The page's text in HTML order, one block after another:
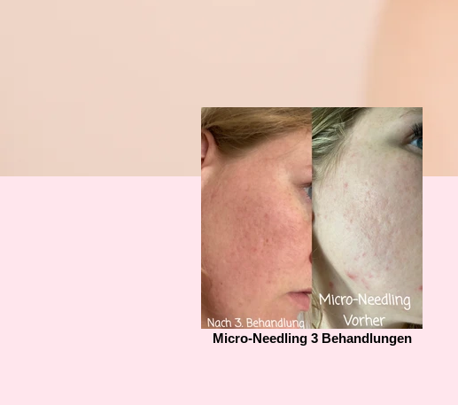
Micro-Needling 3 Behandlungen